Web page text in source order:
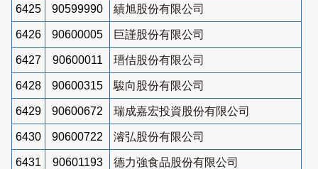
6425 90599990 績旭股份有限公司
6426 90600005 巨謹股份有限公司
6427 90600011 瑨佶股份有限公司
6428 90600315 駿向股份有限公司
6429 90600672 瑞成嘉宏投資股份有限公司
6430 90600722 濬弘股份有限公司
6431 90601193 德力強食品股份有限公司